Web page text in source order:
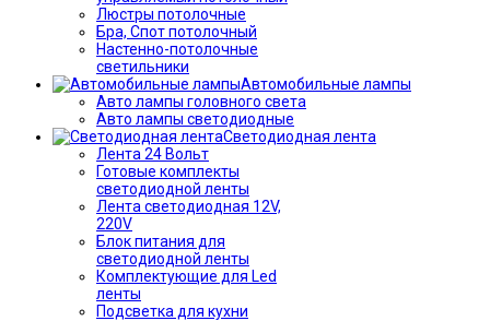
Люстры потолочные
Бра, Спот потолочный
Настенно-потолочные
светильники
Автомобильные лампы
Авто лампы головного света
Авто лампы светодиодные
Светодиодная лента
Лента 24 Вольт
Готовые комплекты
светодиодной ленты
Лента светодиодная 12V,
220V
Блок питания для
светодиодной ленты
Комплектующие для Led
ленты
Подсветка для кухни